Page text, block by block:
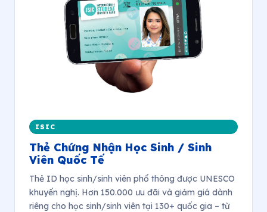
ISIC
Thẻ Chứng Nhận Học Sinh / Sinh
Viên Quốc Tế
Thẻ ID học sinh/sinh viên phổ thông được UNESCO
khuyến nghị. Hơn 150.000 ưu đãi và giảm giá dành
riêng cho học sinh/sinh viên tại 130+ quốc gia – từ